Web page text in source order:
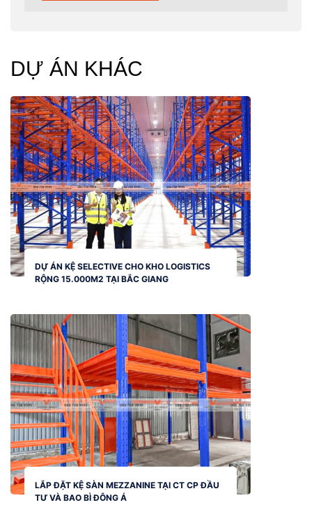
DỰ ÁN KHÁC
DỰ ÁN KỆ SELECTIVE CHO KHO LOGISTICS
RỘNG 15.000M2 TẠI BẮC GIANG
LẮP ĐẶT KỆ SÀN MEZZANINE TẠI CT CP ĐẦU
TƯ VÀ BAO BÌ ĐÔNG Á